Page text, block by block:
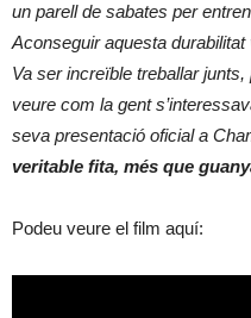
un parell de sabates per
Aconseguir aquesta durabilitat
Va ser increïble treballar
veure com la gent
seva presentació oficial a
veritable fita, més que
Podeu veure el film aquí: